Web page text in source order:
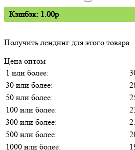
Кэшбэк: 1.00p
Получить лендинг для этого товара
Цена оптом
1 или более:
30 или более:
50 или более:
100 или более:
300 или более:
500 или более:
1000 или более: